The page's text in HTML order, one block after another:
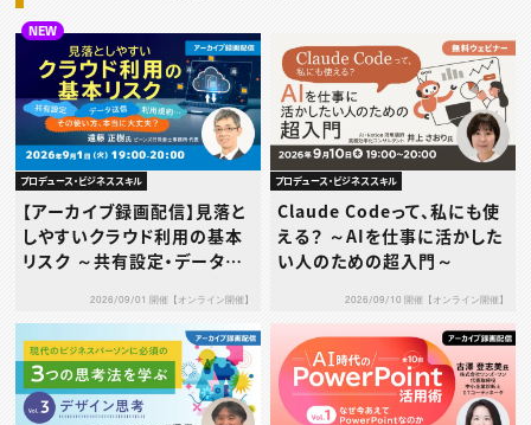
NEW
プロデュース・ビジネススキル
【アーカイブ録画配信】見落と
しやすいクラウド利用の基本
リスク ～共有設定・データ送
当に大丈夫？～2026/09/01 開催【オンライン開催】
プロデュース・ビジネススキル
Claude Codeって、私にも使
える？ ～AIを仕事に活かした
い人のための超入門～
2026/09/10 開催【オンライン開催】